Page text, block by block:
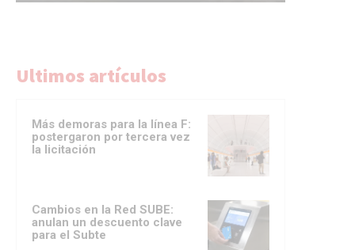
Ultimos artículos
Más demoras para la línea F:
postergaron por tercera vez
la licitación
Cambios en la Red SUBE:
anulan un descuento clave
para el Subte